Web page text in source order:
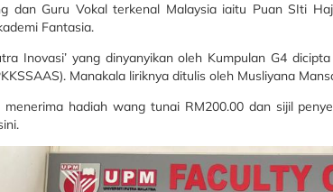
dan Guru Vokal terkenal Malaysia iaitu Puan SIti
Fantasia.
Inovasi’ yang dinyanyikan oleh Kumpulan G4
Manakala liriknya ditulis oleh Musliyana
menerima hadiah wang tunai RM200.00 dan sijil